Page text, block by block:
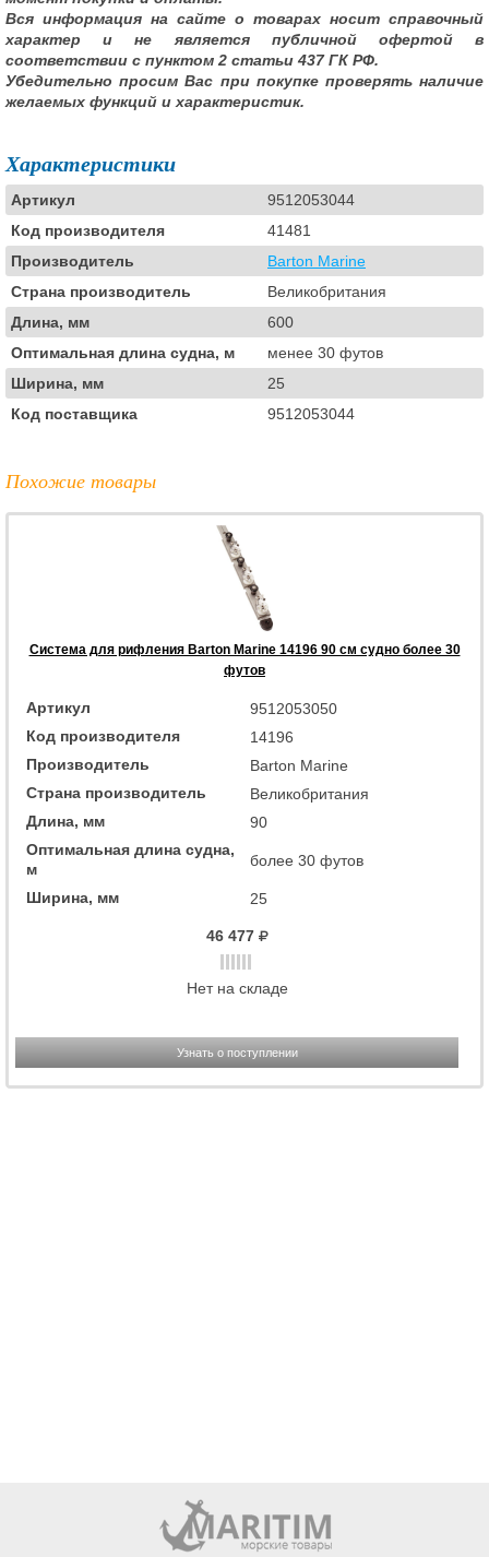
Вся информация на сайте о товарах носит справочный
характер и не является публичной офертой в
соответствии с пунктом 2 статьи 437 ГК РФ.
Убедительно просим Вас при покупке проверять наличие
желаемых функций и характеристик.
Характеристики
Артикул
9512053044
Код производителя
41481
Производитель
Barton Marine
Страна производитель
Великобритания
Длина, мм
600
Оптимальная длина судна, м
менее 30 футов
Ширина, мм
25
Код поставщика
9512053044
Похожие товары
Система для рифления Barton Marine 14196 90 см судно более 30
футов
Артикул
9512053050
Код производителя
14196
Производитель
Barton Marine
Страна производитель
Великобритания
Длина, мм
90
Оптимальная длина судна,
м
более 30 футов
Ширина, мм 25
46 477
Нет на складе
Узнать о поступлении